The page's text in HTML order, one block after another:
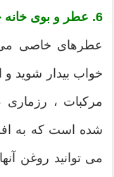
6. عطر و بوی خانه خود را بهبود بخشید:
عطرهای خاصی می
خواب بیدار شوید
مرکبات ، رزماری
شده است که به
می توانید روغن